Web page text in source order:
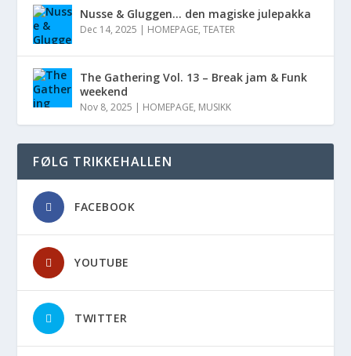
Nusse & Gluggen… den magiske julepakka
Dec 14, 2025 | HOMEPAGE,TEATER
The Gathering Vol. 13 – Break jam & Funk
weekend
Nov 8, 2025 | HOMEPAGE, MUSIKK
FØLG TRIKKEHALLEN
FACEBOOK
YOUTUBE
TWITTER